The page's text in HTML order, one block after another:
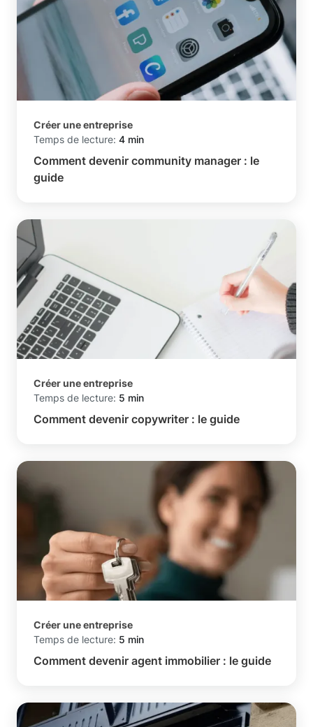
Créer une entreprise
Temps de lecture: 4 min
Comment devenir community manager : le
guide
Créer une entreprise
Temps de lecture: 5 min
Comment devenir copywriter : le guide
Créer une entreprise
Temps de lecture: 5 min
Comment devenir agent immobilier : le guide